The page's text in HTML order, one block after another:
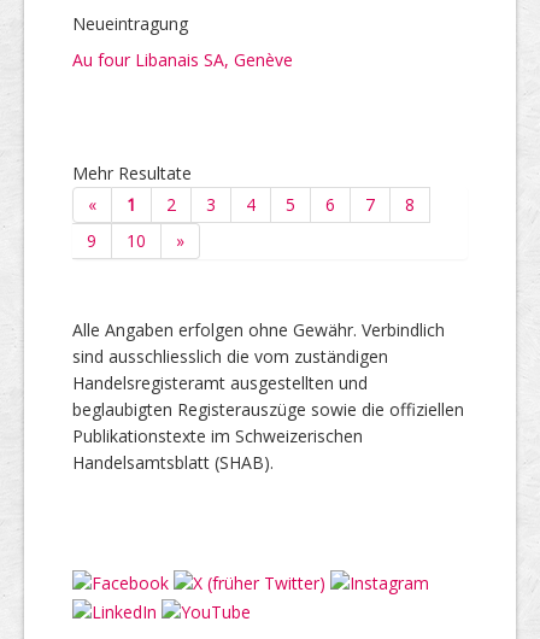
Neueintragung
Au four Libanais SA, Genève
Mehr Resultate
«
1 2 3 4 5 6 7
8
9
10 »
Alle Angaben erfolgen ohne Gewähr. Verbindlich
sind ausschliesslich die vom zuständigen
Handelsregisteramt ausgestellten und
beglaubigten Registerauszüge sowie die offiziellen
Publikationstexte im Schweizerischen
Handelsamtsblatt (SHAB).